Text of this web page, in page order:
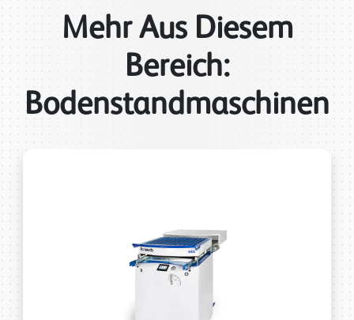
Mehr Aus Diesem
Bereich:
Bodenstandmaschinen